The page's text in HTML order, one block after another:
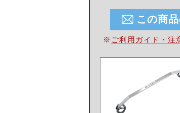
この商
※ ご利用ガイド・注